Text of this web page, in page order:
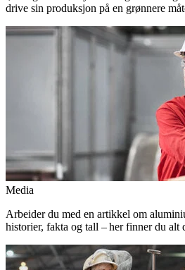
drive sin produksjon på en grønnere
Media
Arbeider du med en artikkel om
historier, fakta og tall – her finner du alt